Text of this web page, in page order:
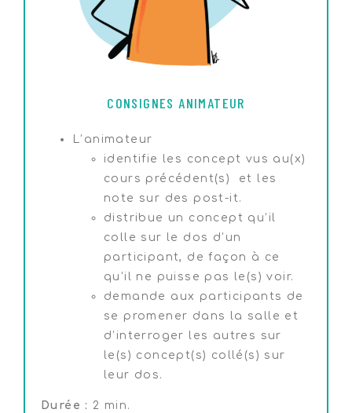
CONSIGNES ANIMATEUR
L’animateur
identifie les concept vus au(x)
cours précédent(s) et les
note sur des post-it.
distribue un concept qu’il
colle sur le dos d’un
participant, de façon à ce
qu’il ne puisse pas le(s) voir.
demande aux participants de
se promener dans la salle et
d’interroger les autres sur
le(s) concept(s) collé(s) sur
leur dos.
Durée : 2 min.